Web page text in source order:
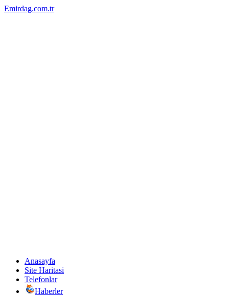
Emirdag.com.tr
Anasayfa
Site Haritasi
Telefonlar
Haberler